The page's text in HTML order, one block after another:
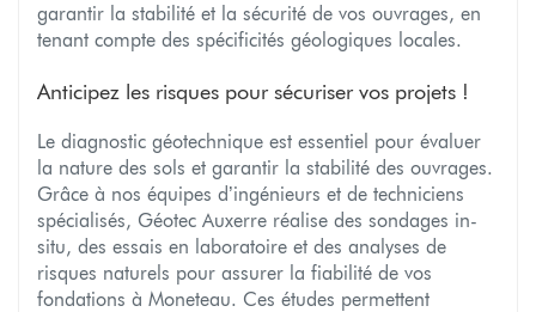
garantir la stabilité et la sécurité de vos ouvrages, en
tenant compte des spécificités géologiques locales.
Anticipez les risques pour sécuriser vos projets !
Le diagnostic géotechnique est essentiel pour évaluer
la nature des sols et garantir la stabilité des ouvrages.
Grâce à nos équipes d’ingénieurs et de techniciens
spécialisés, Géotec Auxerre réalise des sondages in-
situ, des essais en laboratoire et des analyses de
risques naturels pour assurer la fiabilité de vos
fondations à Moneteau. Ces études permettent